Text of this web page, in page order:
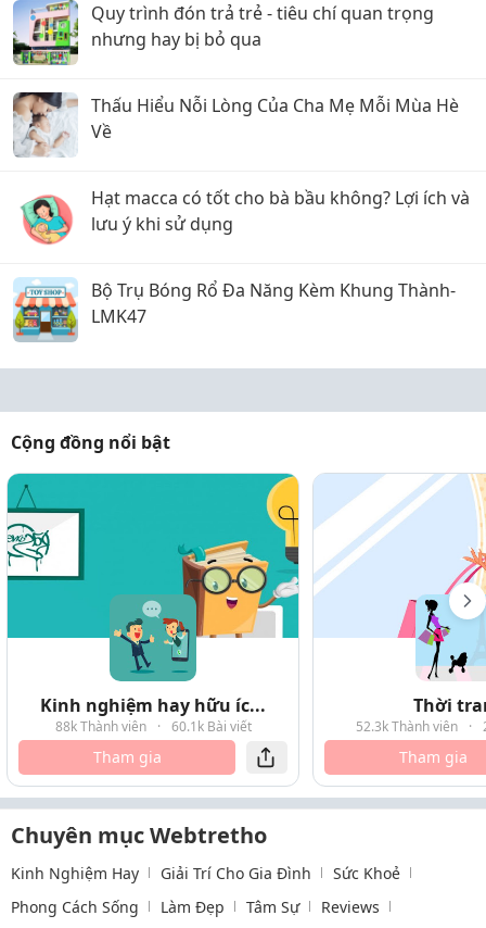
Quy trình đón trả trẻ - tiêu chí quan trọng
nhưng hay bị bỏ qua
Thấu Hiểu Nỗi Lòng Của Cha Mẹ Mỗi Mùa Hè
Về
Hạt macca có tốt cho bà bầu không? Lợi ích và
lưu ý khi sử dụng
Bộ Trụ Bóng Rổ Đa Năng Kèm Khung Thành-
LMK47
Cộng đồng nổi bật
Kinh nghiệm hay hữu íc...
88k Thành viên · 60.1k Bài viết
Tham gia
Thời
52.3k Thành viên ·
Tham gia
Chuyên mục Webtretho
Kinh Nghiệm Hay Giải Trí Cho Gia Đình
Sức Khoẻ
Phong Cách Sống
Làm Đẹp Tâm Sự Reviews